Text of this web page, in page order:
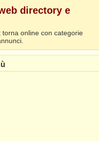
directory e
online con categorie